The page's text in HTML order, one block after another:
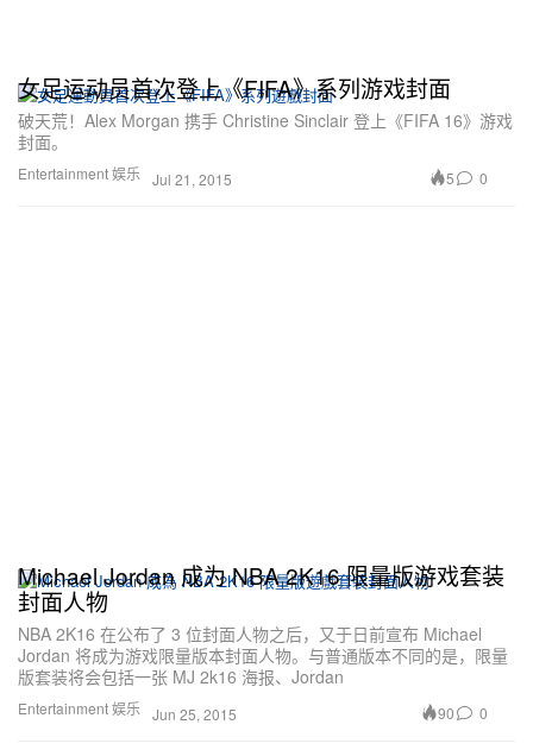
Entertainment 娱乐
女足运动员首次登上《FIFA》系列游戏封面
破天荒！Alex Morgan 携手 Christine Sinclair 登上《FIFA 16》游戏
封面。
Jul 21, 2015 5 0
Entertainment 娱乐
Michael Jordan 成为 NBA 2K16 限量版游戏套装
封面人物
NBA 2K16 在公布了 3 位封面人物之后，又于日前宣布 Michael
Jordan 将成为游戏限量版本封面人物。与普通版本不同的是，限量
版套装将会包括一张 MJ 2k16 海报、Jordan
Jun 25, 2015 90 0